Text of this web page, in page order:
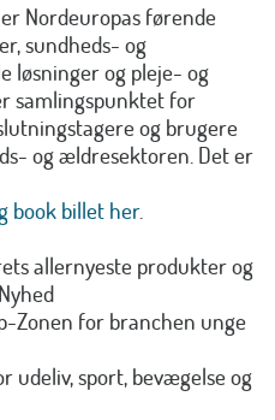
Nordeuropas førende
sundheds- og
løsninger og pleje- og
samlingspunktet for
og brugere
og ældresektoren. Det er
book billet her.
allernyeste produkter og
Zonen for branchen unge
udeliv, sport, bevægelse og